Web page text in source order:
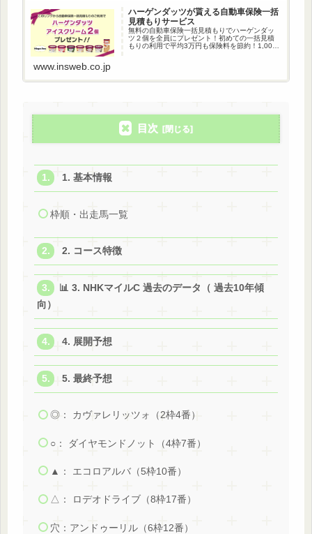
ハーゲンダッツが貰える自動車保険一括
見積もりサービス
無料の自動車保険一括見積もりでハーゲンダッ
ツ２個を全員にプレゼント！初めての一括見積
もりの利用で平均3万円も保険料を節約！1,000
www.insweb.co.jp
目次
1. 基本情報
枠順・出走馬一覧
2. コース特徴
📊 3. NHKマイルC 過去のデータ（ 過去10年傾
向）
4. 展開予想
5. 最終予想
◎： カヴァレリッツォ（2枠4番）
○： ダイヤモンドノット（4枠7番）
▲： エコロアルバ（5枠10番）
△： ロデオドライブ（8枠17番）
穴：アンドゥーリル（6枠12番）